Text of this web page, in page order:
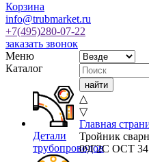
Корзина
info@trubmarket.ru
+7(495)280-07-22
заказать звонок
Меню
Каталог
Детали
трубопроводов
△
▽
Главная
Тройник
09Г2С ОСТ